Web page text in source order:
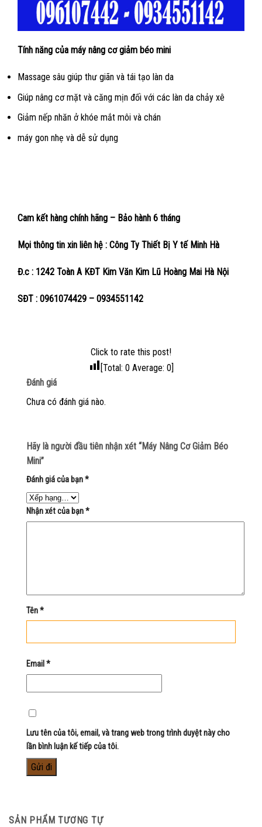
Tính năng của máy nâng cơ giảm béo mini
Massage sâu giúp thư giãn và tái tạo làn da
Giúp nâng cơ mặt và căng mịn đối với các làn da chảy xê
Giảm nếp nhăn ở khóe mắt môi và chán
máy gon nhẹ và dễ sử dụng
Cam kết hàng chính hãng – Bảo hành 6 tháng
Mọi thông tin xin liên hệ : Công Ty Thiết Bị Y tế Minh Hà
Đ.c : 1242 Toàn A KĐT Kim Văn Kim Lũ Hoàng Mai Hà Nội
SĐT : 0961074429 – 0934551142
Click to rate this post!
[Total: 0 Average: 0
Đánh giá
Chưa có đánh giá nào.
Hãy là người đầu tiên nhận xét “Máy Nâng Cơ Giảm Béo
Mini”
Đánh giá của bạn*
Nhận xét của bạn*
Tên*
Email *
Lưu tên của tôi, email, và trang web trong trình duyệt này cho
lần bình luận kế tiếp của tôi.
SẢN PHẨM TƯƠNG TỰ